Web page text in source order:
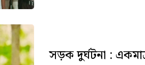
সড়ক দুর্ঘটনা :